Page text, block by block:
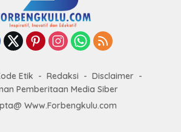
Etik Redaksi
Disclaimer
Pemberitaan Media Siber
Www.Forbengkulu.com